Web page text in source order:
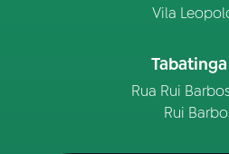
Vila
Rua Rui
Rui